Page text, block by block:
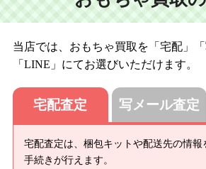
当店では、おもちゃ買取を「宅配」「
「LINE」にてお選びいただけます。
宅配査定
宅配査定は、梱包キットや配送先の情報
手続きが行えます。
写メール査定